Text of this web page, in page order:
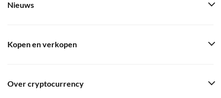
Nieuws
Kopen en verkopen
Over cryptocurrency